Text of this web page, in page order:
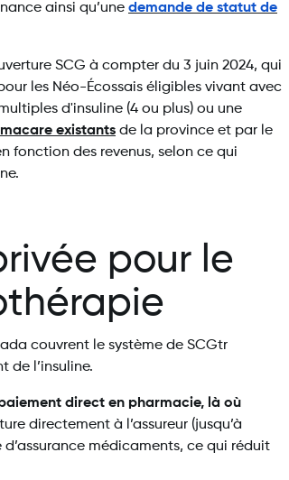
ainsi qu’une demande de statut de
SCG à compter du 3 juin 2024, qui
les Néo-Écossais éligibles vivant avec
d'insuline (4 ou plus) ou une
existants de la province et par le
fonction des revenus, selon ce qui
pour le
couvrent le système de SCGtr
de l’insuline.
direct en pharmacie, là où
directement à l’assureur (jusqu’à
médicaments, ce qui réduit